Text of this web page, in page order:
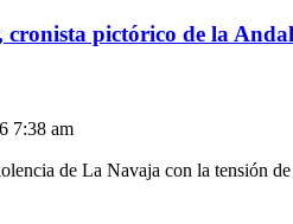
cronista pictórico de la
7:38 am
de La Navaja con la tensión de